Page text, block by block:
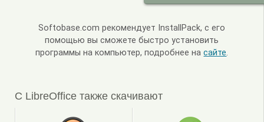
Softobase.com рекомендует InstallPack, с его
помощью вы сможете быстро установить
программы на компьютер, подробнее насайте.
С LibreOffice также скачивают